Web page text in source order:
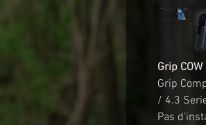
Grip
Grip
/ 4.3
Pas